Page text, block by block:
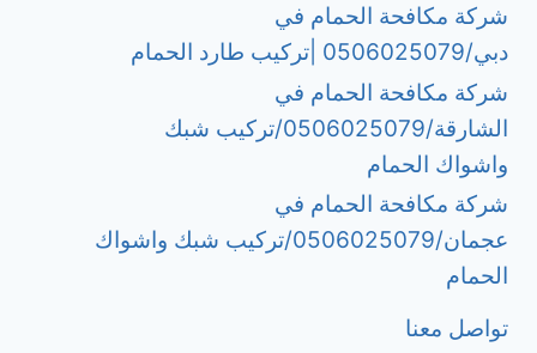
شركة مكافحة الحمام في
دبي/0506025079 |تركيب طارد الحمام
شركة مكافحة الحمام في
الشارقة/0506025079/تركيب شبك
واشواك الحمام
شركة مكافحة الحمام في
عجمان/0506025079/تركيب شبك واشواك
الحمام
تواصل معنا